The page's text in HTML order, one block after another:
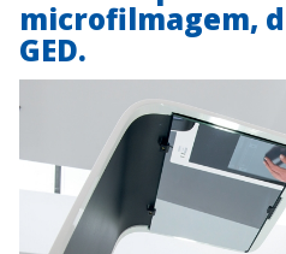
microfilmagem,
GED.